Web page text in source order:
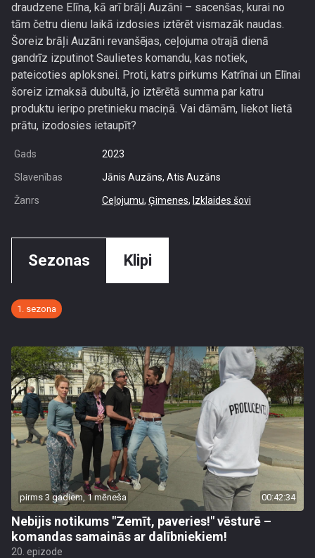
draudzene Elīna, kā arī brāļi Auzāni – sacenšas, kurai no
tām četru dienu laikā izdosies iztērēt vismazāk naudas.
Šoreiz brāļi Auzāni revanšējas, ceļojuma otrajā dienā
gandrīz izputinot Saulietes komandu, kas notiek,
pateicoties aploksnei. Proti, katrs pirkums Katrīnai un Elīnai
šoreiz izmaksā dubultā, jo iztērētā summa par katru
produktu ieripo pretinieku maciņā. Vai dāmām, liekot lietā
prātu, izodosies ietaupīt?
Gads 2023
Slavenības Jānis Auzāns, Atis Auzāns
Žanrs Ceļojumu, Ģimenes, Izklaides šovi
Sezonas Klipi
1. sezona
pirms 3 gadiem, 1 mēneša 00:42:34
Nebijis notikums "Zemīt, paveries!" vēsturē –
komandas samainās ar dalībniekiem!
20. epizode